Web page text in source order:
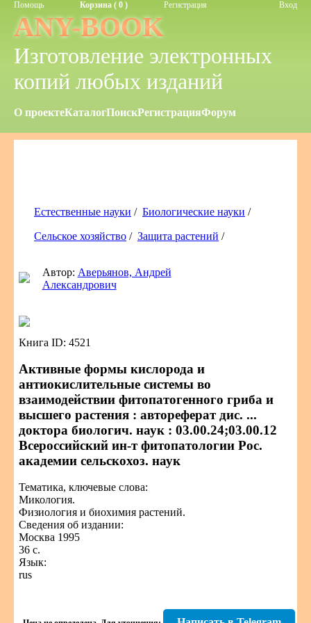
Помощь Корзина ( 0 ) Регистрация Вход
ANY-BOOK
Изготовление электронных
копий любых изданий
О проектеКаталогПоискРегистрацияФорум
Естественные науки / Биологические науки /
Сельское хозяйство / Защита растений /
Автор: Аверьянов, Андрей
Александрович
Книга ID: 4521
Активные формы кислорода и
антиокислительные системы во
взаимодействии фитопатогенного гриба и
высшего растения : автореферат дис. ...
доктора биологич. наук : 03.00.24;03.00.12
Всероссийский ин-т фитопатологии Рос.
академии сельскохоз. наук
Тематика, ключевые слова:
Микология.
Физиология и биохимия растений.
Сведения об издании:
Москва 1995
36 с.
Язык:
rus